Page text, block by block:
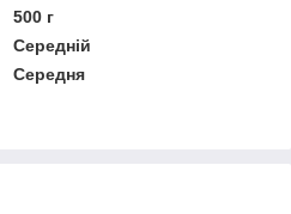
500 г
Середній
Середня